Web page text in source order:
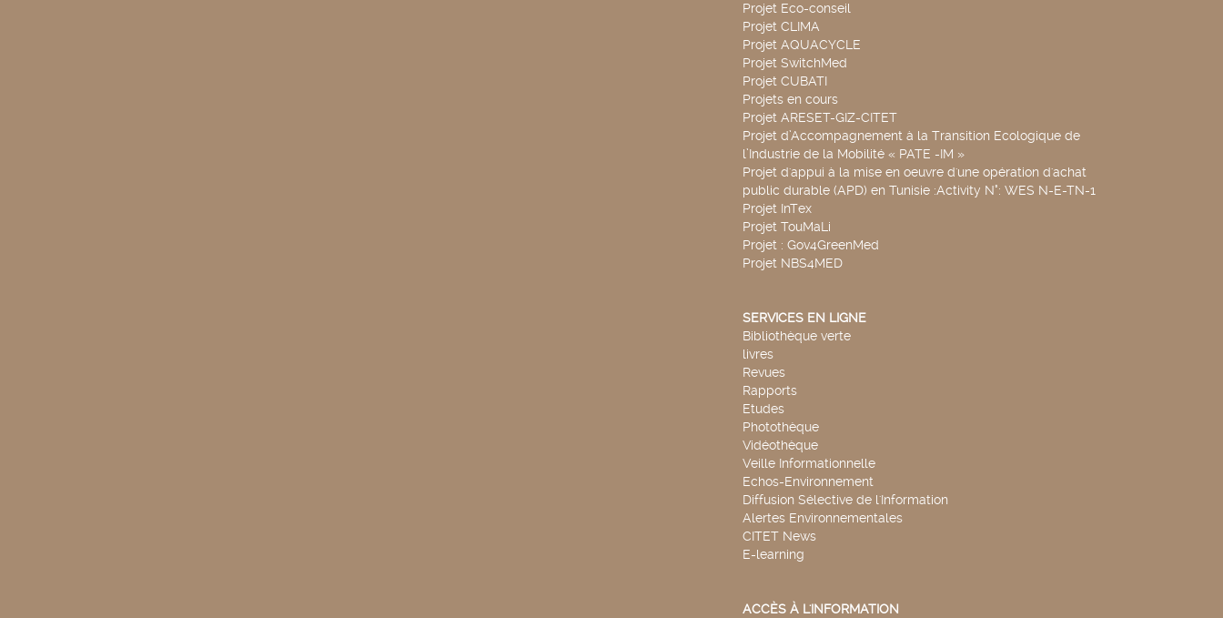
Projet Eco-conseil
Projet CLIMA
Projet AQUACYCLE
Projet SwitchMed
Projet CUBATI
Projets en cours
Projet ARESET-GIZ-CITET
Projet d’Accompagnement à la Transition Ecologique de
l’Industrie de la Mobilité « PATE -IM »
Projet d'appui à la mise en oeuvre d'une opération d'achat
public durable (APD) en Tunisie :Activity N°: WES N-E-TN-1
Projet InTex
Projet TouMaLi
Projet : Gov4GreenMed
Projet NBS4MED
SERVICES EN LIGNE
Bibliothèque verte
livres
Revues
Rapports
Etudes
Photothèque
Vidéothèque
Veille Informationnelle
Echos-Environnement
Diffusion Sélective de l'Information
Alertes Environnementales
CITET News
E-learning
ACCÈS À L'INFORMATION